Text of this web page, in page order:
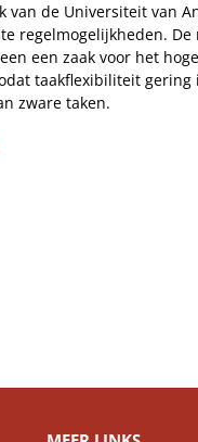
van de Universiteit van
regelmogelijkheden.
een zaak voor het
taakflexibiliteit
zware taken.